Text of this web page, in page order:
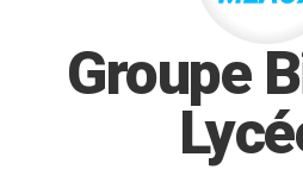
Groupe